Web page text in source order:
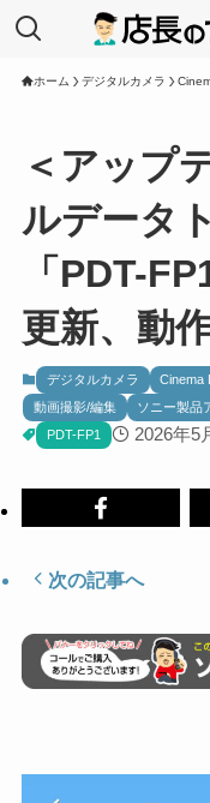
ホーム デジタルカメラ
＜アップ
ルデータ
「PDT-
更新、動
デジタルカメラ Cinema
動画撮影/編集
ソニー製品
PDT-FP1
2026年5
次の記事へ